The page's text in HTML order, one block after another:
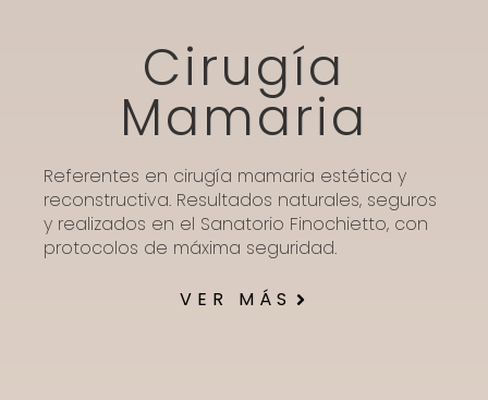
Cirugía
Mamaria
Referentes en cirugía mamaria estética y
reconstructiva. Resultados naturales, seguros
y realizados en el Sanatorio Finochietto, con
protocolos de máxima seguridad.
VER MÁS